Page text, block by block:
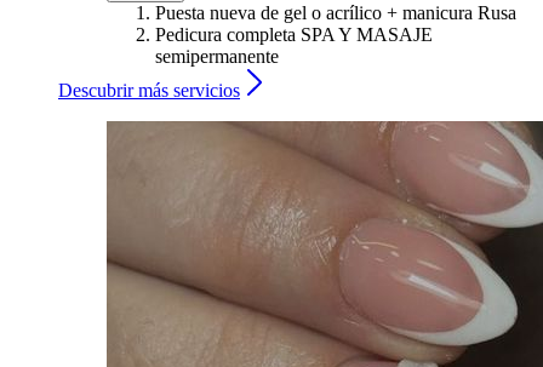
Puesta nueva de gel o acrílico + manicura Rusa
Pedicura completa SPA Y MASAJE
semipermanente
Descubrir más servicios